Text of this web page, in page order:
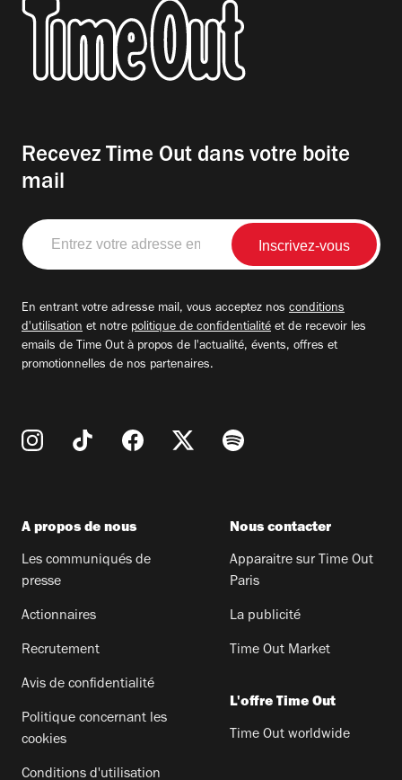
Recevez Time Out dans votre boite
mail
Entrez
votre
adresse
En entrant votre adresse mail, vous acceptez nos conditions
d'utilisation et notre politique de confidentialité et de recevoir les
emails de Time Out à propos de l'actualité, évents, offres et
promotionnelles de nos partenaires.
A propos de nous
Les communiqués de
presse
Actionnaires
Recrutement
Avis de confidentialité
Politique concernant les
cookies
Conditions d'utilisation
Nous contacter
Apparaitre sur Time Out
Paris
La publicité
Time Out Market
L'offre Time Out
Time Out worldwide